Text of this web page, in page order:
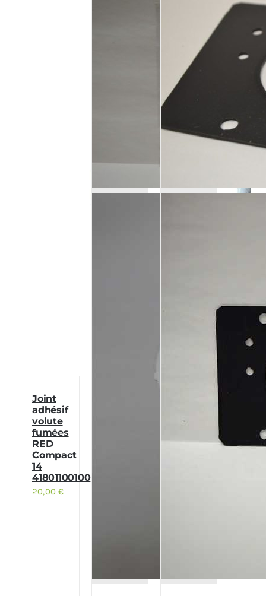
Joint
adhésif
volute
fumées
RED
Compact
14
41801100100
20,00€